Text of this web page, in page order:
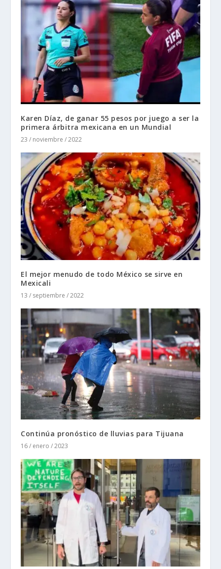
Karen Díaz, de ganar 55 pesos por juego a ser la
primera árbitra mexicana en un Mundial
23 / noviembre / 2022
El mejor menudo de todo México se sirve en
Mexicali
13 / septiembre / 2022
Continúa pronóstico de lluvias para Tijuana
16 / enero / 2023